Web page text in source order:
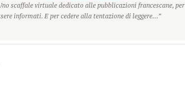
scaffale virtuale dedicato alle pubblicazioni francescane, per
informati. E per cedere alla tentazione di leggere...”